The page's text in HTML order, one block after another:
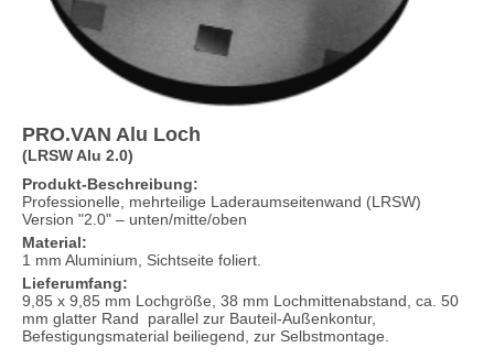
PRO.VAN Alu Loch
(LRSW Alu 2.0)
Produkt-Beschreibung:
Professionelle, mehrteilige Laderaumseitenwand (LRSW)
Version "2.0" – unten/mitte/oben
Material:
1 mm Aluminium, Sichtseite foliert.
Lieferumfang:
9,85 x 9,85 mm Lochgröße, 38 mm Lochmittenabstand, ca. 50
mm glatter Rand parallel zur Bauteil-Außenkontur,
Befestigungsmaterial beiliegend, zur Selbstmontage.